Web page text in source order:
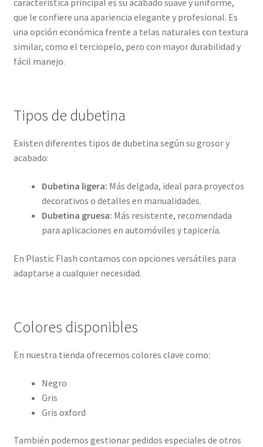
característica principal es su acabado suave y uniforme,
que le confiere una apariencia elegante y profesional. Es
una opción económica frente a telas naturales con textura
similar, como el terciopelo, pero con mayor durabilidad y
fácil manejo.
Tipos de dubetina
Existen diferentes tipos de dubetina según su grosor y
acabado:
Dubetina ligera: Más delgada, ideal para proyectos
decorativos o detalles en manualidades.
Dubetina gruesa: Más resistente, recomendada
para aplicaciones en automóviles y tapicería.
En Plastic Flash contamos con opciones versátiles para
adaptarse a cualquier necesidad.
Colores disponibles
En nuestra tienda ofrecemos colores clave como:
Negro
Gris
Gris oxford
También podemos gestionar pedidos especiales de otros